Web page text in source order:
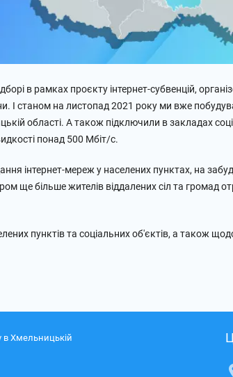
в рамках проєкту інтернет-субвенцій,
І станом на листопад 2021 року ми вже
області. А також підключили в закладах
понад 500 Мбіт/с.
інтернет-мереж у населених пунктах, на
ще більше жителів віддалених сіл та громад
пунктів та соціальних об'єктів, а також
в Хмельницькій